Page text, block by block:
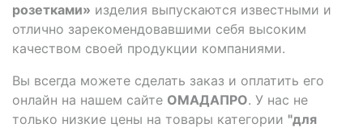
розетками» изделия выпускаются известными и
отлично зарекомендовавшими себя высоким
качеством своей продукции компаниями.
Вы всегда можете сделать заказ и оплатить его
онлайн на нашем сайте ОМАДАПРО. У нас не
только низкие цены на товары категории "для